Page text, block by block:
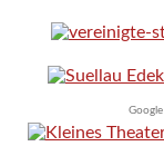
Google